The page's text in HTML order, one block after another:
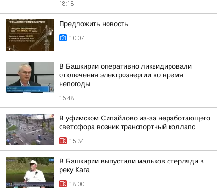
18:18
Предложить новость
10:07
В Башкирии оперативно ликвидировали
отключения электроэнергии во время
непогоды
16:48
В уфимском Сипайлово из-за неработающего
светофора возник транспортный коллапс
15:34
В Башкирии выпустили мальков стерляди в
реку Кага
18:00